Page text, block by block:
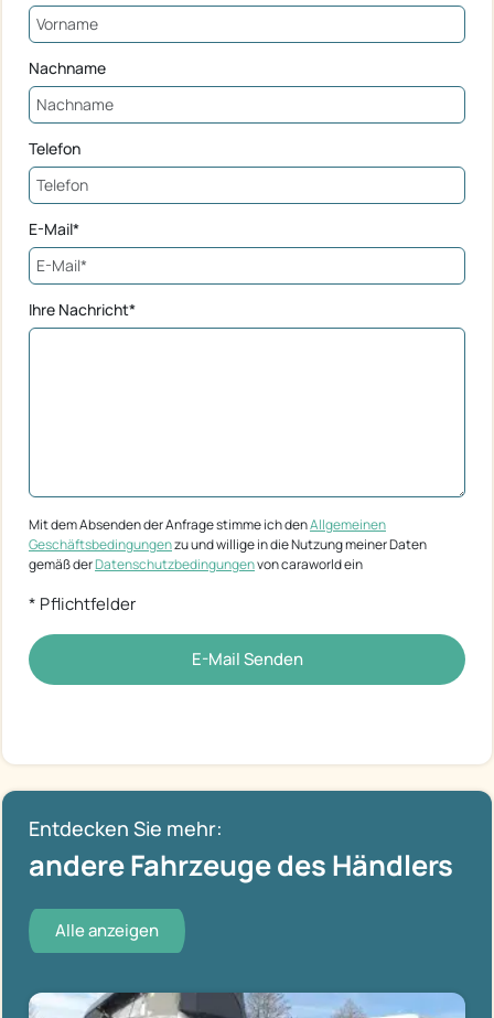
Nachname
Telefon
E-Mail*
Ihre Nachricht*
Mit dem Absenden der Anfrage stimme ich denAllgemeinen
Geschäftsbedingungenzu und willige in die Nutzung meiner Daten
gemäß derDatenschutzbedingungenvon caraworld ein
* Pflichtfelder
E-Mail Senden
Entdecken Sie mehr:
andere Fahrzeuge des Händlers
Alle anzeigen